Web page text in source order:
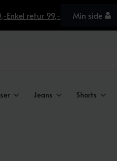
Enkel retur 99,- Min side
Jeans Shorts